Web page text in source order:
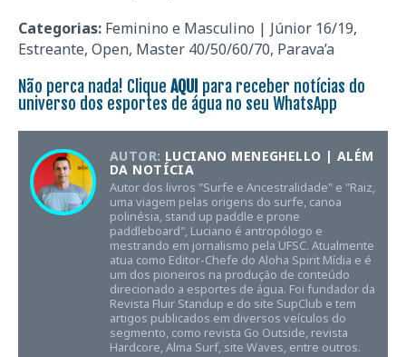
Categorias: Feminino e Masculino | Júnior 16/19,
Estreante, Open, Master 40/50/60/70, Parava’a
Não perca nada! Clique AQUI para receber notícias do
universo dos esportes de água no seu WhatsApp
AUTOR: LUCIANO MENEGHELLO | ALÉM
DA NOTÍCIA
Autor dos livros "Surfe e Ancestralidade" e "Raiz,
uma viagem pelas origens do surfe, canoa
polinésia, stand up paddle e prone
paddleboard", Luciano é antropólogo e
mestrando em jornalismo pela UFSC. Atualmente
atua como Editor-Chefe do Aloha Spirit Mídia e é
um dos pioneiros na produção de conteúdo
direcionado a esportes de água. Foi fundador da
Revista Fluir Standup e do site SupClub e tem
artigos publicados em diversos veículos do
segmento, como revista Go Outside, revista
Hardcore, Alma Surf, site Waves, entre outros.